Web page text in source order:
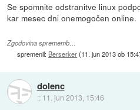
Se spomnite odstranitve linux
kar mesec dni onemogočen online.
Zgodovina sprememb…
spremenil: Berserker(11. jun 2013 ob
dolenc
:: 11. jun 2013, 15:46